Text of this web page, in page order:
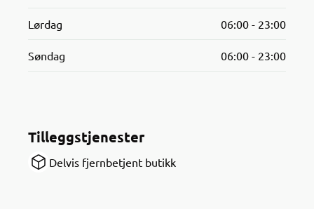
Lørdag 06:00 - 23:00
Søndag 06:00 - 23:00
Tilleggstjenester
Delvis fjernbetjent butikk